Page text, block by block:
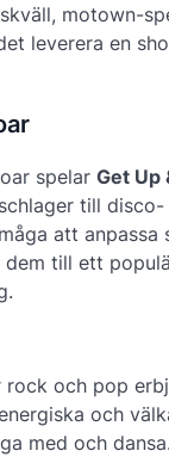
motown-
leverera en
spelar Get Up
till
att anpassa
dem till ett
rock och pop
och
med och dansa.